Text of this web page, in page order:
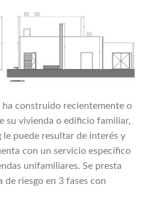
construido recientemente o
su vivienda o edificio familiar,
le puede resultar de interés y
con un servicio específico
unifamiliares. Se presta
riesgo en 3 fases con